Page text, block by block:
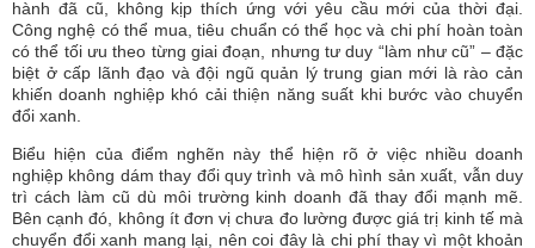
hành đã cũ, không kịp thích ứng với yêu cầu mới của thời đại.
Công nghệ có thể mua, tiêu chuẩn có thể học và chi phí hoàn toàn
có thể tối ưu theo từng giai đoạn, nhưng tư duy “làm như cũ” – đặc
biệt ở cấp lãnh đạo và đội ngũ quản lý trung gian mới là rào cản
khiến doanh nghiệp khó cải thiện năng suất khi bước vào chuyển
đổi xanh.
Biểu hiện của điểm nghẽn này thể hiện rõ ở việc nhiều doanh
nghiệp không dám thay đổi quy trình và mô hình sản xuất, vẫn duy
trì cách làm cũ dù môi trường kinh doanh đã thay đổi mạnh mẽ.
Bên cạnh đó, không ít đơn vị chưa đo lường được giá trị kinh tế mà
chuyển đổi xanh mang lại, nên coi đây là chi phí thay vì một khoản